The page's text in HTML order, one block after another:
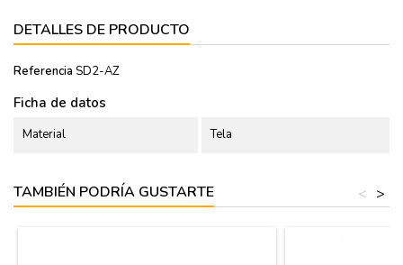
DETALLES DE PRODUCTO
Referencia SD2-AZ
Ficha de datos
Material Tela
TAMBIÉN PODRÍA GUSTARTE >
<